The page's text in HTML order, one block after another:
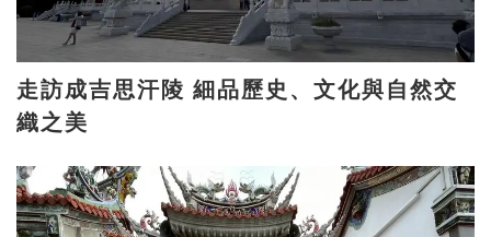
走訪成吉思汗陵 細品歷史、文化與自然交
織之美